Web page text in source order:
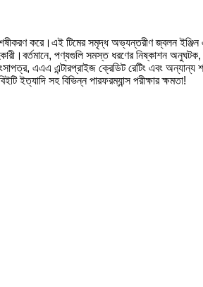
করে।এই টিমের সমৃদ্ধ অভ্যন্তরীণ জ্বলন ইঞ্জিন
পণ্যগুলি সমস্ত ধরণের নিষ্কাশন
এএএ এন্টারপ্রাইজ ক্রেডিট রেটিং এবং অন্যান্য
সহ বিভিন্ন পারফরম্যান্স পরীক্ষার ক্ষমতা!